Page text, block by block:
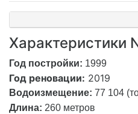
Характеристики
Год постройки: 1999
Год реновации: 2019
Водоизмещение: 77 104
Длина: 260 метров